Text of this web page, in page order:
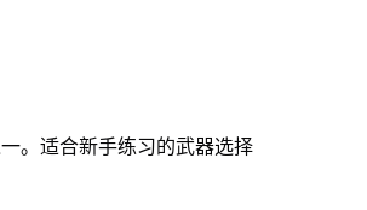
。适合新手练习的武器选择